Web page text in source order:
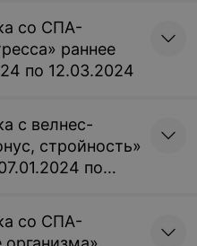
со СПА-
раннее
по 12.03.2024
с велнес-
стройность»
по
со СПА-